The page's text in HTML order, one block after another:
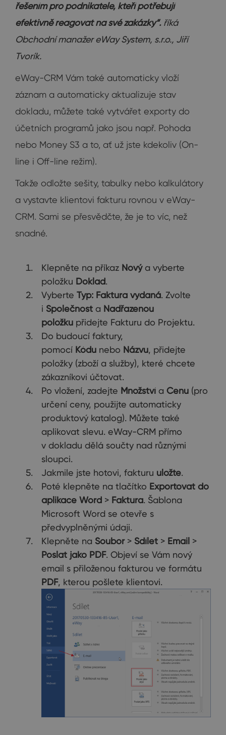
řešením pro podnikatele, kteří potřebují
efektivně reagovat na své zakázky“. říká
Obchodní manažer eWay System, s.r.o., Jiří
Tvorík.
eWay-CRM Vám také automaticky vloží
záznam a automaticky aktualizuje stav
dokladu, můžete také vytvářet exporty do
účetních programů jako jsou např. Pohoda
nebo Money S3 a to, ať už jste kdekoliv (On-
line i Off-line režim).
Takže odložte sešity, tabulky nebo kalkulátory
a vystavte klientovi fakturu rovnou v eWay-
CRM. Sami se přesvědčte, že je to víc, než
snadné.
Klepněte na příkaz Novýa vyberte
položku Doklad.
Vyberte Typ: Faktura vydaná. Zvolte
i Společnost a Nadřazenou
položku přidejte Fakturu do Projektu.
Do budoucí faktury,
pomocí Kódu nebo Názvu, přidejte
položky (zboží a služby), které chcete
zákazníkovi účtovat.
Po vložení, zadejte Množství a Cenu (pro
určení ceny, použijte automaticky
produktový katalog). Můžete také
aplikovat slevu. eWay-CRM přímo
v dokladu dělá součty nad různými
sloupci.
Jakmile jste hotovi, fakturu uložte.
Poté klepněte na tlačítko Exportovat do
aplikace Word > Faktura. Šablona
Microsoft Word se otevře s
předvyplněnými údaji.
Klepněte na Soubor> Sdílet > Email >
Poslat jako PDF. Objeví se Vám nový
email s přiloženou fakturou ve formátu
PDF, kterou pošlete klientovi.